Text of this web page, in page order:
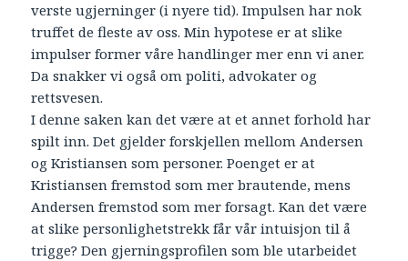
verste ugjerninger (i nyere tid). Impulsen har nok
truffet de fleste av oss. Min hypotese er at slike
impulser former våre handlinger mer enn vi aner.
Da snakker vi også om politi, advokater og
rettsvesen.
I denne saken kan det være at et annet forhold har
spilt inn. Det gjelder forskjellen mellom Andersen
og Kristiansen som personer. Poenget er at
Kristiansen fremstod som mer brautende, mens
Andersen fremstod som mer forsagt. Kan det være
at slike personlighetstrekk får vår intuisjon til å
trigge? Den gjerningsprofilen som ble utarbeidet